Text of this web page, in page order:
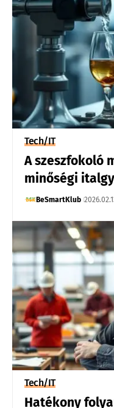
Tech/IT
A szeszfokoló
minőségi
BeSmartKlub
Tech/IT
Hatékony